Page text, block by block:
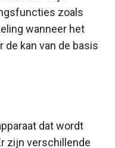
zoals
wanneer het
kan van de basis
dat wordt
zijn verschillende